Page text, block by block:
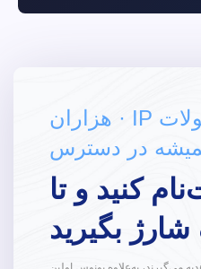
برای همه محصولات IP · هزاران
در دسترس
کنید و تا
بگیرید